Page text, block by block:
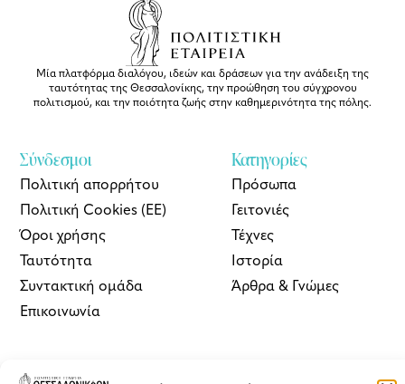
Μία πλατφόρμα διαλόγου, ιδεών και δράσεων για την ανάδειξη της
ταυτότητας της Θεσσαλονίκης, την προώθηση του σύγχρονου
πολιτισμού, και την ποιότητα ζωής στην καθημερινότητα της πόλης.
Σύνδεσμοι
Πολιτική απορρήτου
Πολιτική Cookies (ΕΕ)
Όροι χρήσης
Ταυτότητα
Συντακτική ομάδα
Επικοινωνία
Κατηγορίες
Πρόσωπα
Γειτονιές
Τέχνες
Ιστορία
Άρθρα & Γνώμες